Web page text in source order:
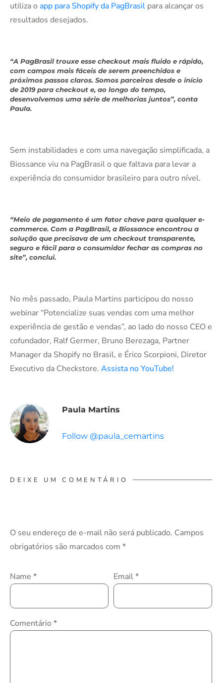
utiliza o app para Shopify da PagBrasil para alcançar os
resultados desejados.
“A PagBrasil trouxe esse checkout mais fluido e rápido,
com campos mais fáceis de serem preenchidos e
próximos passos claros. Somos parceiros desde o início
de 2019 para checkout e, ao longo do tempo,
desenvolvemos uma série de melhorias juntos”, conta
Paula.
Sem instabilidades e com uma navegação simplificada, a
Biossance viu na PagBrasil o que faltava para levar a
experiência do consumidor brasileiro para outro nível.
“Meio de pagamento é um fator chave para qualquer e-
commerce. Com a PagBrasil, a Biossance encontrou a
solução que precisava de um checkout transparente,
seguro e fácil para o consumidor fechar as compras no
site”, conclui.
No mês passado, Paula Martins participou do nosso
webinar “Potencialize suas vendas com uma melhor
experiência de gestão e vendas”, ao lado do nosso CEO e
cofundador, Ralf Germer, Bruno Berezaga, Partner
Manager da Shopify no Brasil, e Érico Scorpioni, Diretor
Executivo da Checkstore. Assista no YouTube!
Paula Martins
Follow @paula_cemartins
DEIXE UM COMENTÁRIO
O seu endereço de e-mail não será publicado. Campos
obrigatórios são marcados com *
Name * Email*
Comentário *